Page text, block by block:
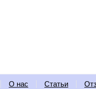
О нас Статьи